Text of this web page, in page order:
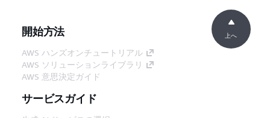
開始方法
AWS ハンズオンチュートリアル
AWS ソリューションライブラリ
AWS 意思決定ガイド
サービスガイド
上へ